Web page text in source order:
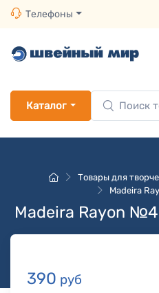
Телефоны
Каталог
Товары для
Madeira
Madeira Rayon
390 руб